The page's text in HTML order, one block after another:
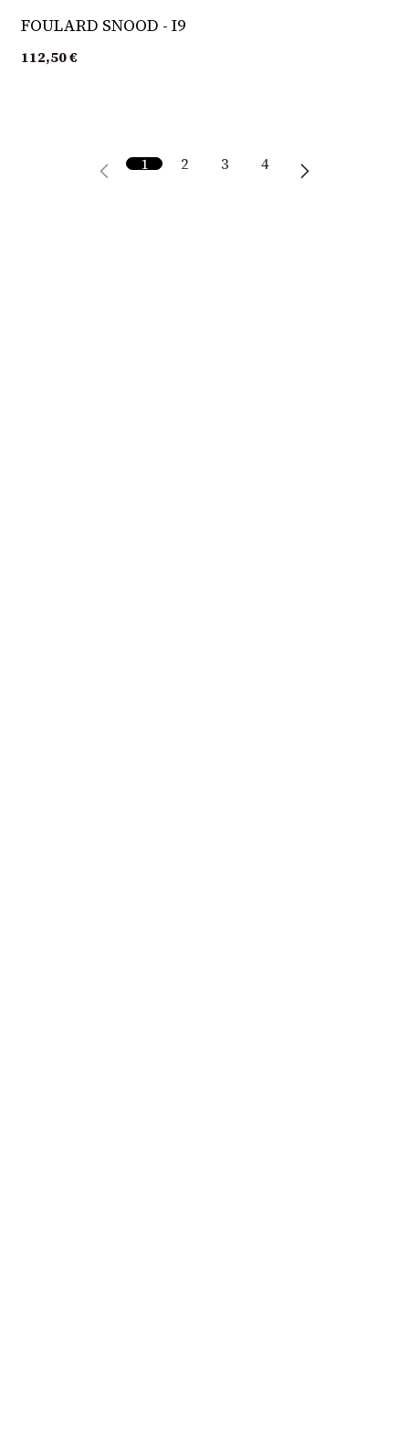
FOULARD SNOOD - I9
112,50€
1 2 3 4